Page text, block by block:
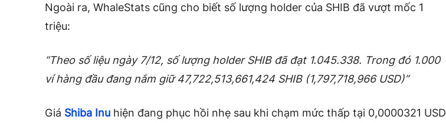
Ngoài ra, WhaleStats cũng cho biết số lượng holder của SHIB đã vượt mốc 1
triệu:
“Theo số liệu ngày 7/12, số lượng holder SHIB đã đạt 1.045.338. Trong đó 1.000
ví hàng đầu đang nắm giữ 47,722,513,661,424 SHIB (1,797,718,966 USD)”
Giá Shiba Inu hiện đang phục hồi nhẹ sau khi chạm mức thấp tại 0,0000321 USD